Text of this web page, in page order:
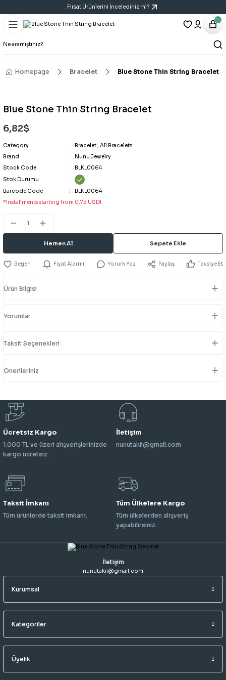
Fırsat Ürünlerini İncelediniz mi?
Homepage Bracelet Blue Stone Thin String Bracelet
Blue Stone Thin String Bracelet
6,82$
Category Bracelet, All Bracelets
Brand
Nunu Jewelry
Stock Code
BLKL0064
Stok Durumu
Barcode Code
BLKL0064
*Installments starting from 0,75 USD!
Hemen Al Sepete Ekle
Fiyat Alarmı Yorum Yaz Paylaş Tavsiye Et
Ürün Bilgisi
Yorumlar
Taksit Seçenekleri
Önerileriniz
Ücretsiz Kargo
1.000 TL ve üzeri alışverişlerinizde
kargo ücretsiz.
İletişim
nunutakii@gmail.com
Taksit İmkanı
Tüm ürünlerde taksit imkanı.
Tüm Ülkelere Kargo
Tüm ülkelerden alışveriş
yapabilirsiniz.
İletişim
nunutakii@gmail.com
Kurumsal
Kategoriler
Üyelik
Geri Dön
Bracelet
All Bracelets
Handcuff Bracelet
Geri Dön
Necklace
All Necklaces
Geri Dön
Earring
All Earrings
Triple Earring Sets